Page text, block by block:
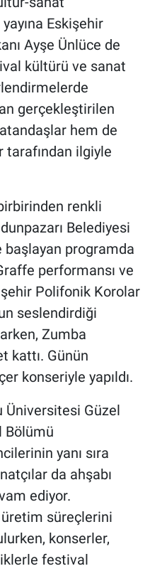
Eskişehir
Ayşe Ünlüce de
kültürü ve sanat
gerçekleştirilen
hem de
tarafından ilgiyle
renkli
Belediyesi
başlayan programda
performansı ve
Polifonik Korolar
seslendirdiği
Zumba
kattı. Günün
konseriyle yapıldı.
Üniversitesi Güzel
Bölümü
yanı sıra
da ahşabı
ediyor.
üretim süreçlerini
konserler,
festival